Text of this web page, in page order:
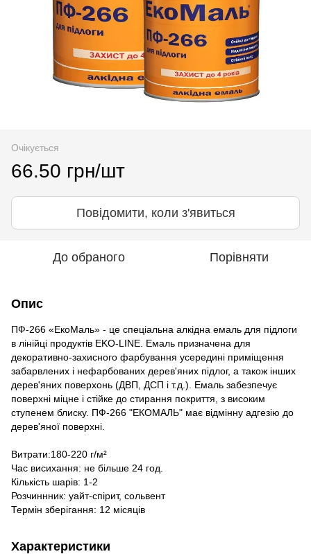
Очікується
66.50 грн/шт
Повідомити, коли з'явиться
До обраного Порівняти
Опис
ПФ-266 «ЕкоМаль» - це спеціальна алкідна емаль для підлоги
в лінійці продуктів EKO-LINE. Емаль призначена для
декоративно-захисного фарбування усередині приміщення
забарвлених і нефарбованих дерев'яних підлог, а також інших
дерев'яних поверхонь (ДВП, ДСП і т.д.). Емаль забезпечує
поверхні міцне і стійке до стирання покриття, з високим
ступенем блиску. ПФ-266 "ЕКОМАЛЬ" має відмінну адгезію до
дерев'яної поверхні.
Витрати:180-220 г/м²
Час висихання: не більше 24 год.
Кількість шарів: 1-2
Розчиннник: уайт-спірит, сольвент
Термін зберігання: 12 місяців
Характеристики